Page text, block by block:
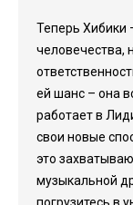
Теперь Хибики
человечества,
ей шанс – она
работает в
свои новые
это
музыкальной